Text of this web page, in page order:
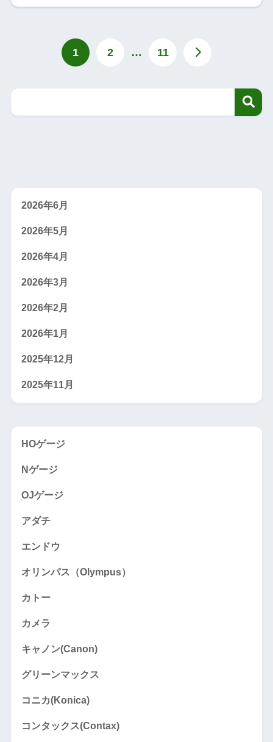
1 2 … 11
2026年6月
2026年5月
2026年4月
2026年3月
2026年2月
2026年1月
2025年12月
2025年11月
HOゲージ
Nゲージ
OJゲージ
アダチ
エンドウ
オリンパス（Olympus）
カトー
カメラ
キャノン(Canon)
グリーンマックス
コニカ(Konica)
コンタックス(Contax)